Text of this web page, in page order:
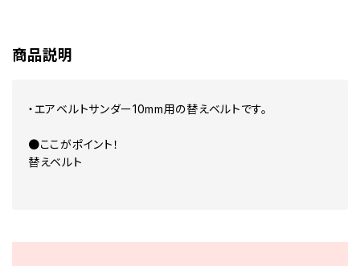
商品説明
・エアベルトサンダー10mm用の替えベルトです。
●ここがポイント！
替えベルト